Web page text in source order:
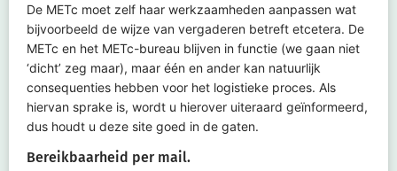
De METc moet zelf haar werkzaamheden aanpassen wat
bijvoorbeeld de wijze van vergaderen betreft etcetera. De
METc en het METc-bureau blijven in functie (we gaan niet
‘dicht’ zeg maar), maar één en ander kan natuurlijk
consequenties hebben voor het logistieke proces. Als
hiervan sprake is, wordt u hierover uiteraard geïnformeerd,
dus houdt u deze site goed in de gaten.
Bereikbaarheid per mail.